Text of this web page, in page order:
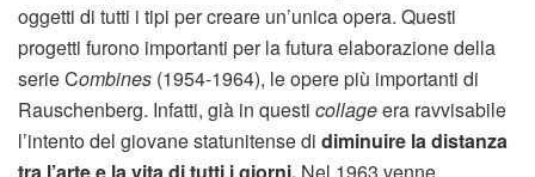
oggetti di tutti i tipi per creare un’unica opera. Questi
progetti furono importanti per la futura elaborazione della
serie Combines (1954-1964), le opere più importanti di
Rauschenberg. Infatti, già in questi collageera ravvisabile
l’intento del giovane statunitense di diminuire la distanza
tra l’arte e la vita di tutti i giorni. Nel 1963 venne